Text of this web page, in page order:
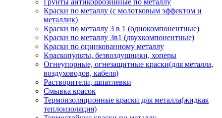
Краски по металлу (с молотковым эффектом и
металлик)
Краски по металлу 3 в 1 (однокомпонентные)
Краски по металлу 3в1 (двухкомпонентные)
Краски по оцинкованному металлу
Краскопульты, безвоздушники, хоперы
Огнеупорные, огнезащитные краски(для металла,
воздуховодов, кабеля)
Растворители, шпатлевки
Смывка красок
Термоизоляционные краски для металла(жидкая
теплоизоляция)